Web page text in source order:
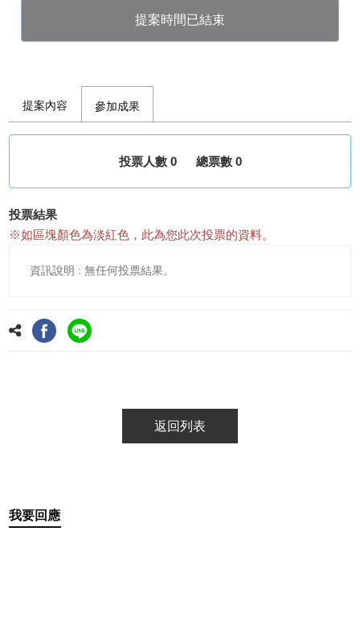
提案時間已結束
提案內容 參加成果
投票人數 0 總票數 0
投票結果
※如區塊顏色為淡紅色，此為您此次投票的資料。
無任何投票結果。
返回列表
我要回應